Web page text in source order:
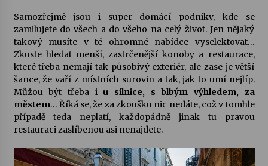
Samozřejmě jsou i super domácí podniky, kde se
zamilujete do všech a do všeho na celý život. Jen nějaký
takový musíte v té ohromné nabídce vyselektovat…
Zkuste hledat menší, zastrčenější konoby a restaurace,
které třeba nemají tak působivý exteriér, ale zase je větší
šance, že vaří z místních surovin a tak, jak to umí nejlíp.
Můžou být třeba iu silnice, s blbým výhledem, za
městem… Říká se, že za zkoušku nic nedáte, což v tomhle
případě teda neplatí, každopádně jinak tu pravou
restauraci zaslíbenou asi nenajdete.